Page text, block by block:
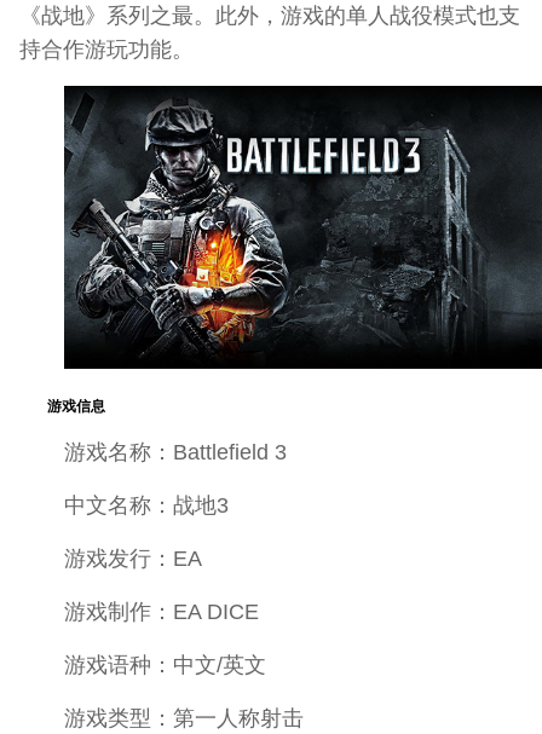
《战地》系列之最。此外，游戏的单人战役模式也支
持合作游玩功能。
游戏信息
游戏名称：Battlefield 3
中文名称：战地3
游戏发行：EA
游戏制作：EA DICE
游戏语种：中文/英文
游戏类型：第一人称射击